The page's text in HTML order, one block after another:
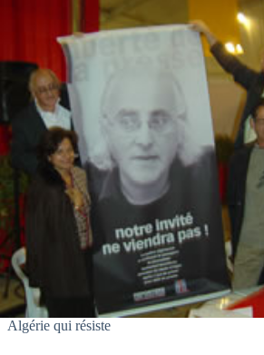
Algérie qui résiste